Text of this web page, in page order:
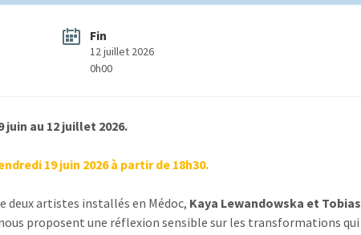
Fin
12 juillet 2026
0h00
juin au 12 juillet 2026.
19 juin 2026 à partir de 18h30.
deux artistes installés en Médoc, Kaya Lewandowska et Tobias
proposent une réflexion sensible sur les transformations qui